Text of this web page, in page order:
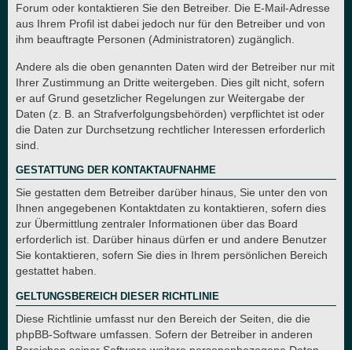
Forum oder kontaktieren Sie den Betreiber. Die E-Mail-Adresse
aus Ihrem Profil ist dabei jedoch nur für den Betreiber und von
ihm beauftragte Personen (Administratoren) zugänglich.
Andere als die oben genannten Daten wird der Betreiber nur mit
Ihrer Zustimmung an Dritte weitergeben. Dies gilt nicht, sofern
er auf Grund gesetzlicher Regelungen zur Weitergabe der
Daten (z. B. an Strafverfolgungsbehörden) verpflichtet ist oder
die Daten zur Durchsetzung rechtlicher Interessen erforderlich
sind.
GESTATTUNG DER KONTAKTAUFNAHME
Sie gestatten dem Betreiber darüber hinaus, Sie unter den von
Ihnen angegebenen Kontaktdaten zu kontaktieren, sofern dies
zur Übermittlung zentraler Informationen über das Board
erforderlich ist. Darüber hinaus dürfen er und andere Benutzer
Sie kontaktieren, sofern Sie dies in Ihrem persönlichen Bereich
gestattet haben.
GELTUNGSBEREICH DIESER RICHTLINIE
Diese Richtlinie umfasst nur den Bereich der Seiten, die die
phpBB-Software umfassen. Sofern der Betreiber in anderen